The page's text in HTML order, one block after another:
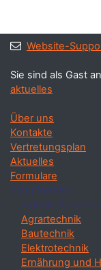
Website-
Sie sind als Gast
aktuelles
Über uns
Kontakte
Vertretungsplan
Aktuelles
Formulare
Schulformen
• duale
Agrartechnik
Bautechnik
Elektrotechnik
Ernährung und